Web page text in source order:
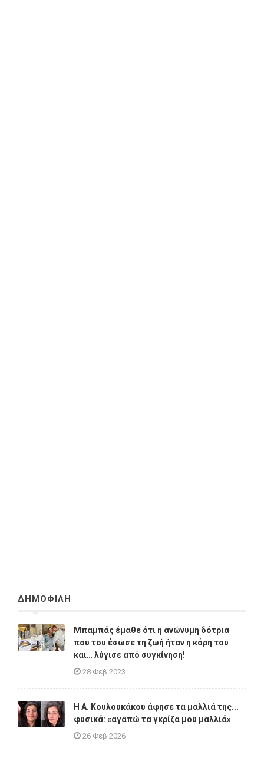
ΔΗΜΟΦΙΛΗ
Μπαμπάς έμαθε ότι η ανώνυμη δότρια
που του έσωσε τη ζωή ήταν η κόρη του
και… λύγισε από συγκίνηση!
28 Φεβ 2023
Η A. Κουλουκάκου άφησε τα μαλλιά της...
φυσικά: «αγαπώ τα γκρίζα μου μαλλιά»
26 Φεβ 2026